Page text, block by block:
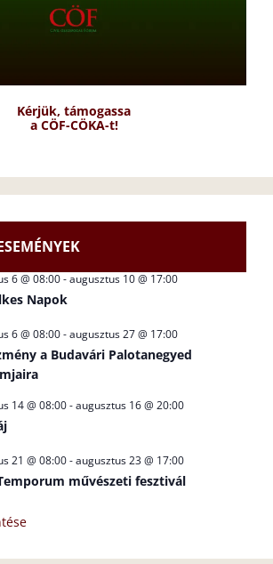
Kérjük, támogassa
a CÖF-CÖKA-t!
6 @ 08:00-augusztus 10 @ 17:00
Napok
6 @ 08:00-augusztus 27 @ 17:00
a Budavári Palotanegyed
14 @ 08:00-augusztus 16 @ 20:00
21 @ 08:00-augusztus 23 @ 17:00
művészeti fesztivál